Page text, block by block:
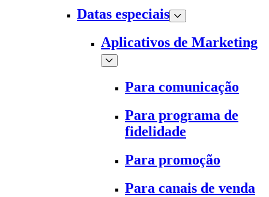
Datas especiais
Aplicativos de Marketing
Para comunicação
Para programa de
fidelidade
Para promoção
Para canais de venda